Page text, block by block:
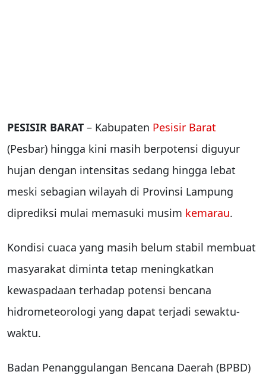
PESISIR BARAT – Kabupaten Pesisir Barat
(Pesbar) hingga kini masih berpotensi diguyur
hujan dengan intensitas sedang hingga lebat
meski sebagian wilayah di Provinsi Lampung
diprediksi mulai memasuki musim kemarau.
Kondisi cuaca yang masih belum stabil membuat
masyarakat diminta tetap meningkatkan
kewaspadaan terhadap potensi bencana
hidrometeorologi yang dapat terjadi sewaktu-
waktu.
Badan Penanggulangan Bencana Daerah (BPBD)